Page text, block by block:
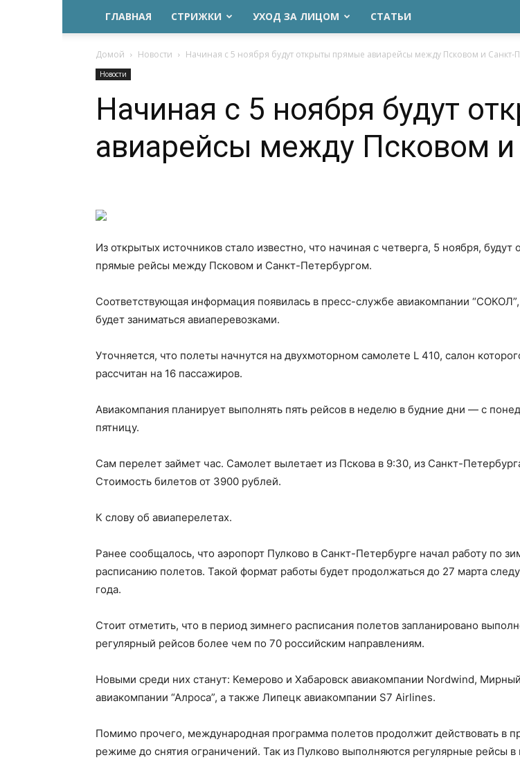
ГЛАВНАЯ СТРИЖКИ УХОД ЗА ЛИЦОМ СТАТЬИ
Домой Новости Начиная с 5 ноября будут открыты прямые авиарейсы между Псковом и Санкт-
Новости
Начиная с 5 ноября будут
авиарейсы между Псковом и
Из открытых источников стало известно, что начиная с четверга, 5 ноября, будут
прямые рейсы между Псковом и Санкт-Петербургом.
Соответствующая информация появилась в пресс-службе авиакомпании “СОКОЛ”,
будет заниматься авиаперевозками.
Уточняется, что полеты начнутся на двухмоторном самолете L 410, салон
рассчитан на 16 пассажиров.
Авиакомпания планирует выполнять пять рейсов в неделю в будние дни — с
пятницу.
Сам перелет займет час. Самолет вылетает из Пскова в 9:30, из Санкт-
Стоимость билетов от 3900 рублей.
К слову об авиаперелетах.
Ранее сообщалось, что аэропорт Пулково в Санкт-Петербурге начал работу по
расписанию полетов. Такой формат работы будет продолжаться до 27 марта
года.
Стоит отметить, что в период зимнего расписания полетов запланировано
регулярный рейсов более чем по 70 российским направлениям.
Новыми среди них станут: Кемерово и Хабаровск авиакомпании Nordwind, Мирный
авиакомпании “Алроса”, а также Липецк авиакомпании S7 Airlines.
Помимо прочего, международная программа полетов продолжит действовать в
режиме до снятия ограничений. Так из Пулково выполняются регулярные рейсы в